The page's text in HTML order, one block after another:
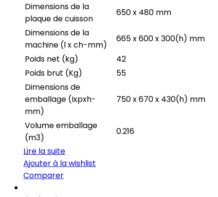
Dimensions de la
plaque de cuisson
650 x 480 mm
Dimensions de la
machine (l x ch-mm)
665 x 600 x 300(h) mm
Poids net (kg)
42
Poids brut (Kg)
55
Dimensions de
emballage (Ixpxh-
mm)
750 x 670 x 430(h) mm
Volume emballage
(m3)
0.216
Lire la suite
Ajouter à la wishlist
Comparer